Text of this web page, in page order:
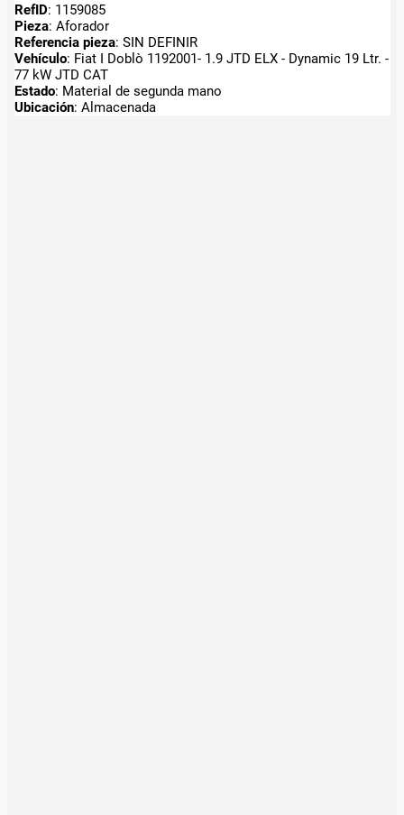
RefID: 1159085
Pieza: Aforador
Referencia pieza: SIN DEFINIR
Vehículo: Fiat I Doblò 1192001- 1.9 JTD ELX - Dynamic 19 Ltr. -
77 kW JTD CAT
Estado: Material de segunda mano
Ubicación: Almacenada